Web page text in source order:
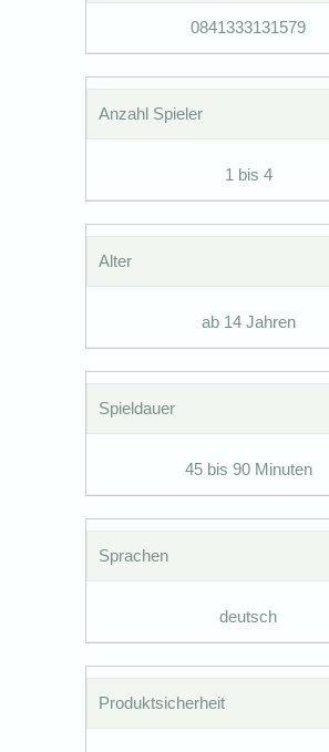
0841333131579
Anzahl Spieler
1 bis 4
Alter
ab 14 Jahren
Spieldauer
45 bis 90 Minuten
Sprachen
deutsch
Produktsicherheit